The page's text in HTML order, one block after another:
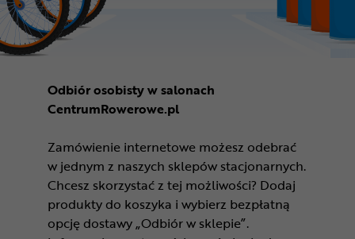
Odbiór osobisty w salonach
CentrumRowerowe.pl
Zamówienie internetowe możesz odebrać
w jednym z naszych sklepów stacjonarnych.
Chcesz skorzystać z tej możliwości? Dodaj
produkty do koszyka i wybierz bezpłatną
opcję dostawy „Odbiór w sklepie”.